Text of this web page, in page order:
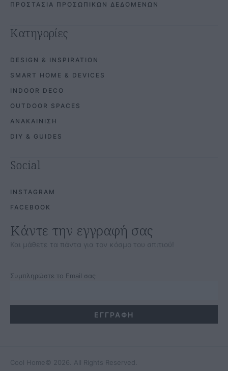
ΠΡΟΣΤΑΣΙΑ ΠΡΟΣΩΠΙΚΩΝ ΔΕΔΟΜΕΝΩΝ
Κατηγορίες
DESIGN & INSPIRATION
SMART HOME & DEVICES
INDOOR DECO
OUTDOOR SPACES
ΑΝΑΚΑΙΝΙΣΗ
DIY & GUIDES
Social
INSTAGRAM
FACEBOOK
Κάντε την εγγραφή σας
Και μάθετε τα πάντα για τον κόσμο του σπιτιού!
Συμπληρώστε το Email σας
Cool Home © 2026. All Rights Reserved.